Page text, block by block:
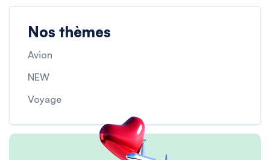
Nos thèmes
Avion
NEW
Voyage